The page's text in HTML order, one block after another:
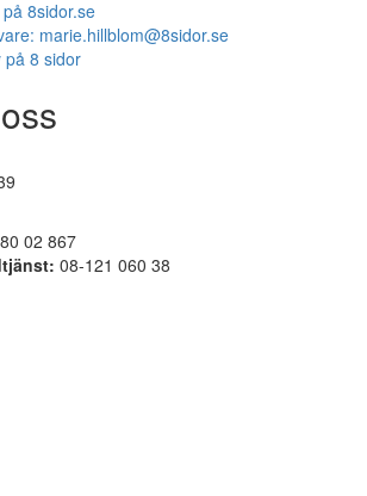
8sidor.se
marie.hillblom@8sidor.se
på 8 sidor
02 867
08-121 060 38